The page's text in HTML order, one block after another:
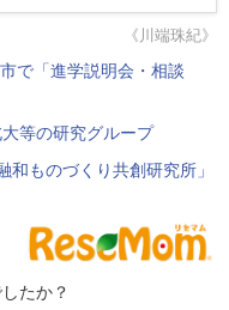
《川端珠紀》
で「進学説明会・相談
等の研究グループ
和ものづくり共創研究所」
たか？